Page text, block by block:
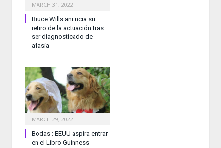
MARCH 31, 2022
Bruce Wills anuncia su
retiro de la actuación tras
ser diagnosticado de
afasia
MARCH 29, 2022
Bodas : EEUU aspira entrar
en el Libro Guinness